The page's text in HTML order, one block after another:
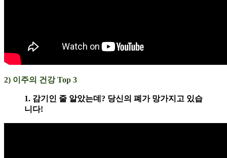
2) 이주의 건강 Top 3
1. 감기인 줄 알았는데? 당신의 폐가 망가지고 있습
니다!